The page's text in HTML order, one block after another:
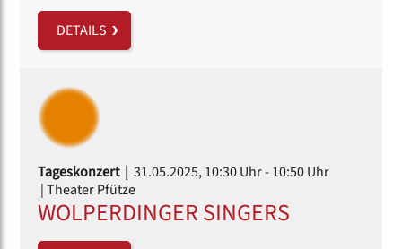
DETAILS
Tageskonzert | 31.05.2025, 10:30 Uhr- 10:50 Uhr
| Theater Pfütze
WOLPERDINGER SINGERS